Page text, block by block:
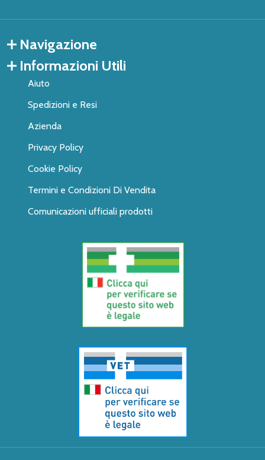
Navigazione
Informazioni Utili
Aiuto
Spedizioni e Resi
Azienda
Privacy Policy
Cookie Policy
Termini e Condizioni Di Vendita
Comunicazioni ufficiali prodotti